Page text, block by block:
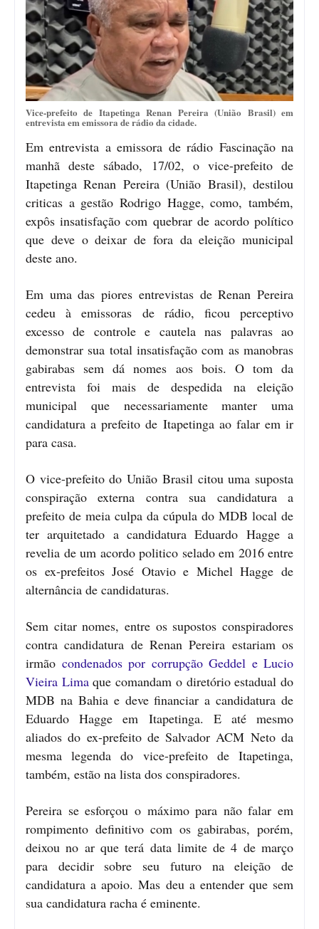
Vice-prefeito de Itapetinga Renan Pereira (União Brasil) em
entrevista em emissora de rádio da cidade.
Em entrevista a emissora de rádio Fascinação na
manhã deste sábado, 17/02, o vice-prefeito de
Itapetinga Renan Pereira (União Brasil), destilou
criticas a gestão Rodrigo Hagge, como, também,
expôs insatisfação com quebrar de acordo político
que deve o deixar de fora da eleição municipal
deste ano.
Em uma das piores entrevistas de Renan Pereira
cedeu à emissoras de rádio, ficou perceptivo
excesso de controle e cautela nas palavras ao
demonstrar sua total insatisfação com as manobras
gabirabas sem dá nomes aos bois. O tom da
entrevista foi mais de despedida na eleição
municipal que necessariamente manter uma
candidatura a prefeito de Itapetinga ao falar em ir
para casa.
O vice-prefeito do União Brasil citou uma suposta
conspiração externa contra sua candidatura a
prefeito de meia culpa da cúpula do MDB local de
ter arquitetado a candidatura Eduardo Hagge a
revelia de um acordo politico selado em 2016 entre
os ex-prefeitos José Otavio e Michel Hagge de
alternância de candidaturas.
Sem citar nomes, entre os supostos conspiradores
contra candidatura de Renan Pereira estariam os
irmão condenados por corrupção Geddel e Lucio
Vieira Limaque comandam o diretório estadual do
MDB na Bahia e deve financiar a candidatura de
Eduardo Hagge em Itapetinga. E até mesmo
aliados do ex-prefeito de Salvador ACM Neto da
mesma legenda do vice-prefeito de Itapetinga,
também, estão na lista dos conspiradores.
Pereira se esforçou o máximo para não falar em
rompimento definitivo com os gabirabas, porém,
deixou no ar que terá data limite de 4 de março
para decidir sobre seu futuro na eleição de
candidatura a apoio. Mas deu a entender que sem
sua candidatura racha é eminente.